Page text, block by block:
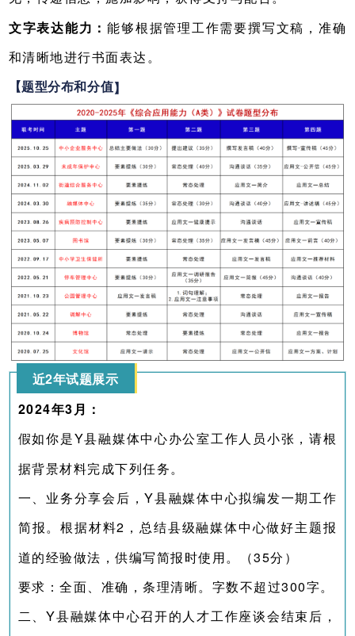
文字表达能力：能够根据管理工作需要撰写文稿，准确
和清晰地进行书面表达。
【题型分布和分值】
近2年试题展示
2024年3月：
假如你是Y县融媒体中心办公室工作人员小张，请根
据背景材料完成下列任务。
一、业务分享会后，Y县融媒体中心拟编发一期工作
简报。根据材料2，总结县级融媒体中心做好主题报
道的经验做法，供编写简报时使用。（35分）
要求：全面、准确，条理清晰。字数不超过300字。
二、Y县融媒体中心召开的人才工作座谈会结束后，